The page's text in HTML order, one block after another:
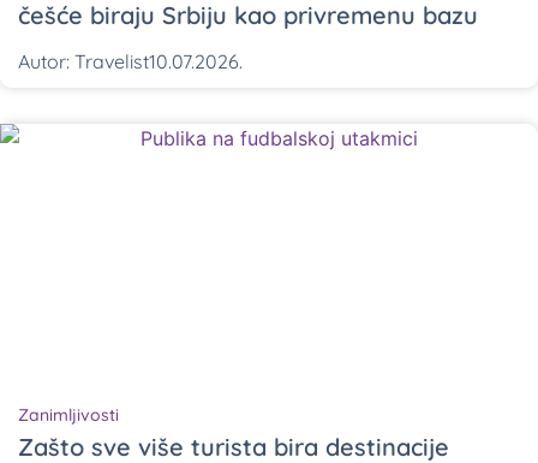
češće biraju Srbiju kao privremenu bazu
Autor: Travelist10.07.2026.
Zanimljivosti
Zašto sve više turista bira destinacije